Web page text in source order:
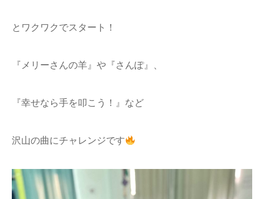
とワクワクでスタート！
『メリーさんの羊』や『さんぽ』、
『幸せなら手を叩こう！』など
沢山の曲にチャレンジです